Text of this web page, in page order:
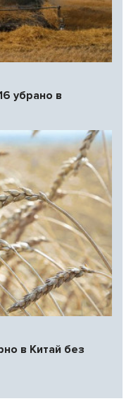
убрано в
в Китай без